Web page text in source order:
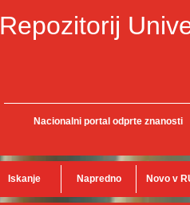
Repozitorij
Nacionalni portal odprte znanosti
Iskanje Napredno Novo v